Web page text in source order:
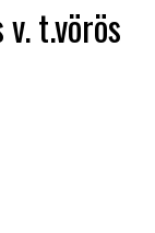
t.vörös